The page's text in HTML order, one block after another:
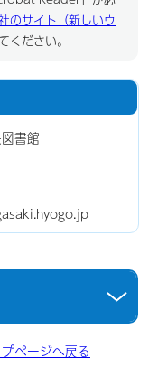
のサイト（新しいウ
ください。
書館
プページへ戻る